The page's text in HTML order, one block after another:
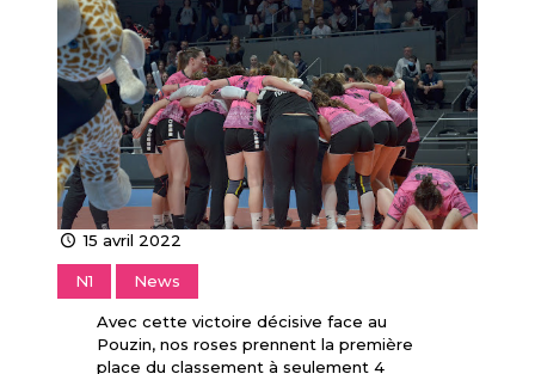
15 avril 2022
N1 News
Avec cette victoire décisive face au
Pouzin, nos roses prennent la première
place du classement à seulement 4